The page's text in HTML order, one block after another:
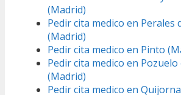
(Madrid)
Pedir cita medico en Perales
(Madrid)
Pedir cita medico en Pinto
Pedir cita medico en Pozuelo
(Madrid)
Pedir cita medico en